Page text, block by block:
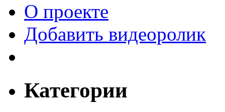
О проекте
Добавить видеоролик
Категории